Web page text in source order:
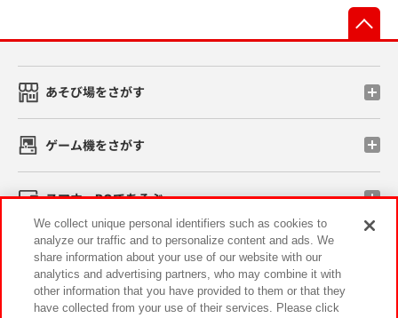
あそび場をさがす
ゲーム機をさがす
スマホ・PCであそぶ
イベント・キャンペーン
We collect unique personal identifiers such as cookies to
analyze our traffic and to personalize content and ads. We
share information about your use of our website with our
analytics and advertising partners, who may combine it with
other information that you have provided to them or that they
have collected from your use of their services. Please click